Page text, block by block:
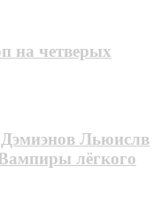
на четверых
Льюислв
лёгкого